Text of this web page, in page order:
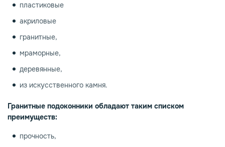
пластиковые
акриловые
гранитные,
мраморные,
деревянные,
из искусственного камня.
Гранитные подоконники обладают таким списком
преимуществ:
прочность,